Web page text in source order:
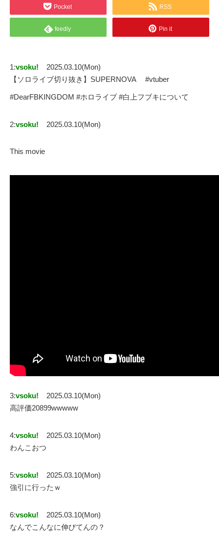
Pocket RSS
feedly Pin it
1:vsoku!
2025.03.10(Mon)
【ソロライブ切り抜き】SUPERNOVA #vtuber
#DearFBKINGDOM #ホロライブ #白上フブキについて
2:vsoku! 2025.03.10(Mon)
This movie
3:vsoku!
2025.03.10(Mon)
高評価20899wwwww
4:vsoku!
2025.03.10(Mon)
わんこおつ
5:vsoku!
2025.03.10(Mon)
強引に行ったｗ
6:vsoku!
2025.03.10(Mon)
なんでこんなに伸びてんの？